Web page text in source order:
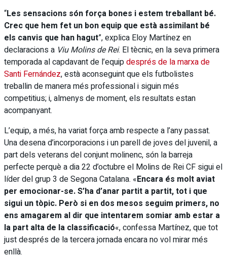
“Les sensacions són força bones i estem treballant bé.
Crec que hem fet un bon equip que està assimilant bé
els canvis que han hagut”, explica Eloy Martínez en
declaracions a Viu Molins de Rei. El tècnic, en la seva primera
temporada al capdavant de l’equipdesprés de la marxa de
Santi Fernández, està aconseguint que els futbolistes
treballin de manera més professional i siguin més
competitius; i, almenys de moment, els resultats estan
acompanyant.
L’equip, a més, ha variat força amb respecte a l’any passat.
Una desena d’incorporacions i un parell de joves del juvenil, a
part dels veterans del conjunt molinenc, són la barreja
perfecte perquè a dia 22 d’octubre el Molins de Rei CF sigui el
líder del grup 3 de Segona Catalana. «Encara és molt aviat
per emocionar-se. S’ha d’anar partit a partit, tot i que
sigui un tòpic. Però si en dos mesos seguim primers, no
ens amagarem al dir que intentarem somiar amb estar a
la part alta de la classificació«, confessa Martínez, que tot
just després de la tercera jornada encara no vol mirar més
enllà.